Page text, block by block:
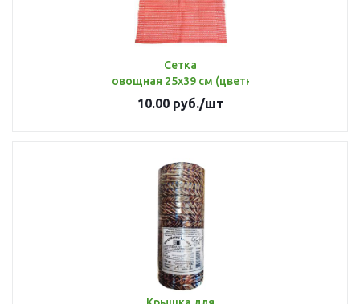
Сетка
овощная 25х39 см (цветная) до 5 кг
10.00руб./шт